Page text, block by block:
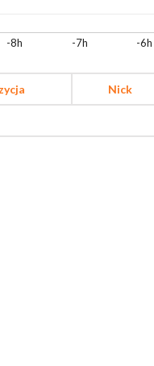
-8h -7h -6h
Nick